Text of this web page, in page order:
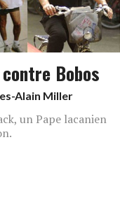
Bobos
Alain Miller
un Pape lacanien